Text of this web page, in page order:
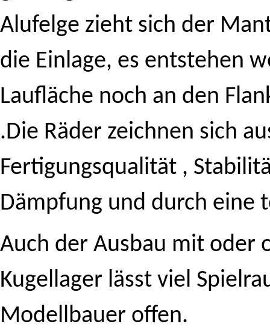
Alufelge zieht sich der
die Einlage, es entstehen
Laufläche noch an den
.Die Räder zeichnen sich
Fertigungsqualität ,
Dämpfung und durch eine
Auch der Ausbau mit oder
Kugellager lässt viel
Modellbauer offen.